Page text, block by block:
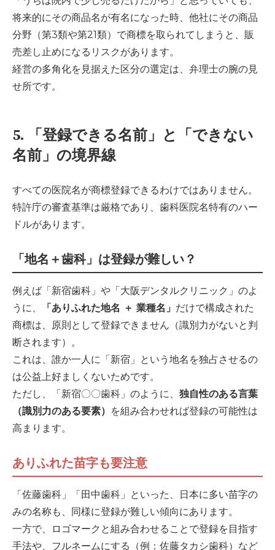
将来的にその商品名が有名になった時、他社にその商品
分野（第3類や第21類）で商標を取られてしまうと、販
売差し止めになるリスクがあります。
経営の多角化を見据えた区分の選定は、弁理士の腕の見
せ所です。
5. 「登録できる名前」と「できない
名前」の境界線
すべての医院名が商標登録できるわけではありません。
特許庁の審査基準は厳格であり、歯科医院名特有のハー
ドルがあります。
「地名＋歯科」は登録が難しい？
例えば「新宿歯科」や「大阪デンタルクリニック」のよ
うに、
「ありふれた地名 ＋ 業種名」 だけで構成された
商標は、原則として登録できません（識別力がないと判
断されます）。
これは、誰か一人に「新宿」という地名を独占させるの
は公益上好ましくないためです。
ただし、「新宿〇〇歯科」のように、 独自性のある言葉
（識別力のある要素） を組み合わせれば登録の可能性は
高まります。
ありふれた苗字も要注意
「佐藤歯科」「田中歯科」といった、日本に多い苗字の
みの名称も、同様に登録が難しい傾向にあります。
一方で、ロゴマークと組み合わせることで登録を目指す
手法や、フルネームにする（例：佐藤タカシ歯科）など